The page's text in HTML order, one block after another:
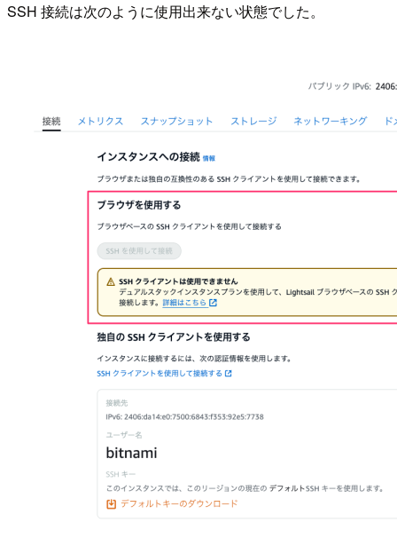
SSH 接続は次のように使用出来ない状態でした。